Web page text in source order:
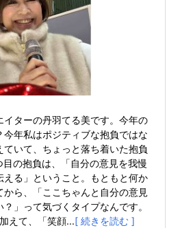
イターの丹羽てる美です。今年の
年私はポジティブな抱負ではな
ていて、ちょっと落ち着いた抱負
の抱負は、「自分の意見を我慢
える」ということ。もともと何か
ら、「ここちゃんと自分の意見
」って気づくタイプなんです。
えて、「笑顔...[ 続きを読む ]